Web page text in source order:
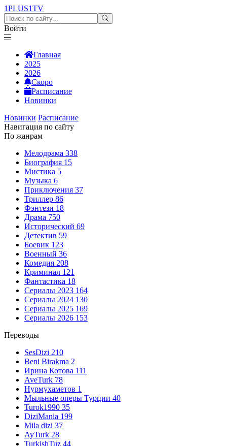
1PLUS1TV
Войти
Главная
2025
2026
Скоро
Расписание
Новинки
Новинки Расписание
Навигация по сайту
По жанрам
Мелодрама 338
Биография 15
Мистика 5
Музыка 6
Приключения 37
Триллер 86
Фэнтези 18
Драма 750
Исторический 69
Детектив 59
Боевик 123
Военный 36
Комедия 208
Криминал 121
Фантастика 18
Сериалы 2023 164
Сериалы 2024 130
Сериалы 2025 169
Сериалы 2026 153
Переводы
SesDizi 210
Beni Birakma 2
Ирина Котова 111
AveTurk 78
Нурмухаметов 1
Мыльные оперы Турции 40
Turok1990 35
DiziMania 199
Mila dizi 37
AyTurk 28
TurkishTuz 44